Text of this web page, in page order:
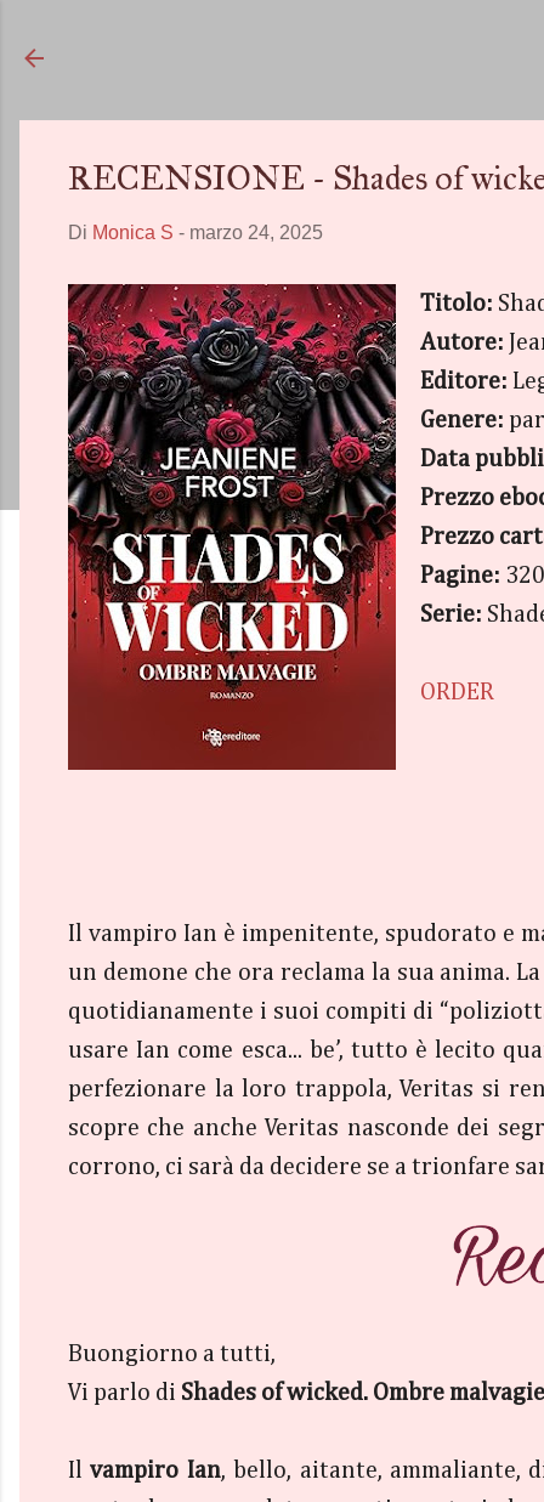
RECENSIONE - Shades of
Di Monica S - marzo 24, 2025
Titolo:
Autore:
Editore:
Genere:
Data
Prezzo
Prezzo
Pagine: 320
Serie:
ORDER
Il vampiro Ian è impenitente, spudorato e
un demone che ora reclama la sua anima.
quotidianamente i suoi compiti di
usare Ian come esca... be’, tutto è lecito
perfezionare la loro trappola, Veritas si
scopre che anche Veritas nasconde dei
corrono, ci sarà da decidere se a trionfare
Buongiorno a tutti,
Vi parlo di Shades of wicked. Ombre
Ilvampiro Ian, bello, aitante, ammaliante,